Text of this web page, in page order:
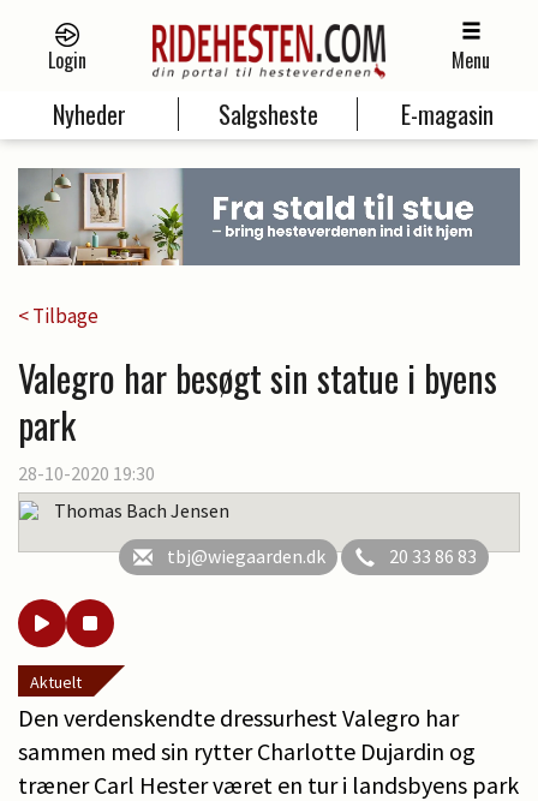
Login Menu
Nyheder Salgsheste E-magasin
< Tilbage
Valegro har besøgt sin statue i byens
park
28-10-2020 19:30
Thomas Bach Jensen
tbj@wiegaarden.dk
20 33 86 83
Aktuelt
Den verdenskendte dressurhest Valegro har
sammen med sin rytter Charlotte Dujardin og
træner Carl Hester været en tur i landsbyens park